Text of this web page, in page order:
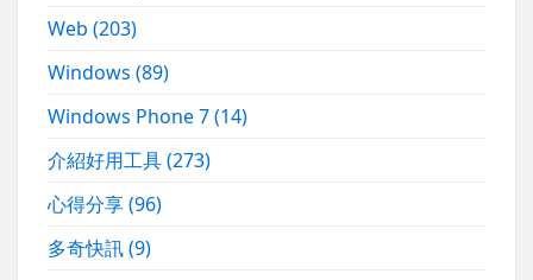
Web(203)
Windows(89)
Windows Phone 7(14)
介紹好用工具(273)
心得分享(96)
多奇快訊(9)